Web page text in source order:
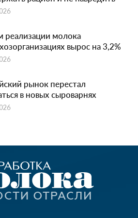
реализации молока
вырос на 3,2%
рынок перестал
в новых сыроварнях